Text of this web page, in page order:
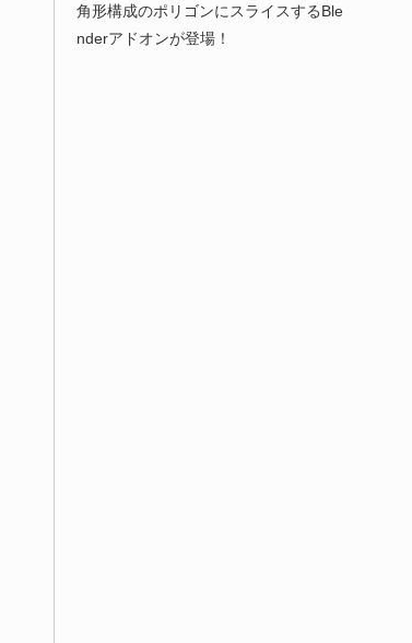
角形構成のポリゴンにスライスするBle
nderアドオンが登場！